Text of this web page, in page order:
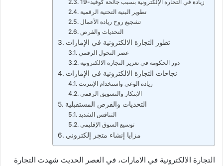
زيادة في التجارة الإلكترونية بسبب جائحة كوفيد-19
تطوير البنية التحتية الرقمية
تشجيع روح ريادة الأعمال
التحديات والفرص
تطور التجارة الالكترونية في الإمارات
عصر التحول الرقمي
دور الحكومة في تعزيز التجارة الالكترونية
نجاحات التجارة الالكترونية في الإمارات
زيادة الوعي واستخدام الإنترنت
الابتكار والتسويق الرقمي
التحديات والفرص المستقبلية
التنافس الشديد
توسيع السوق الإقليمي
مزايا إنشاء متجر إلكتروني
التجارة الالكترونية في الامارات، في العصر الحديث شهدت التجارة